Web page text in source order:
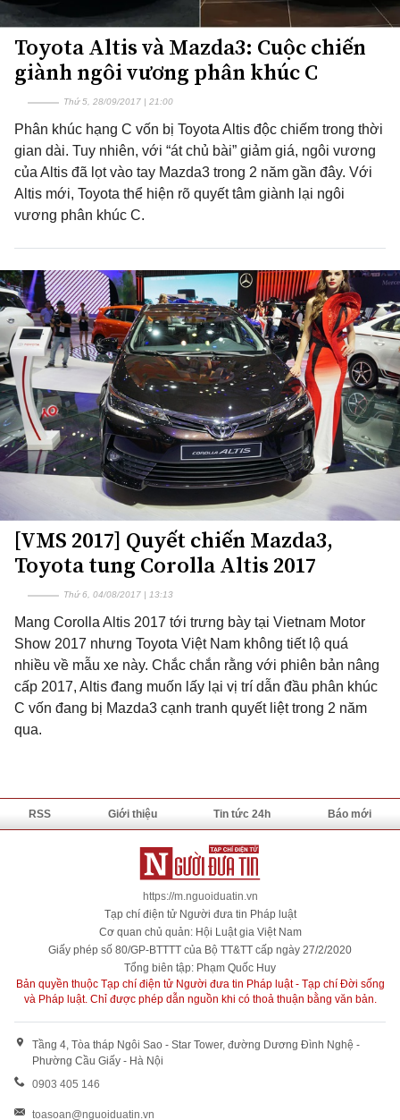
Toyota Altis và Mazda3: Cuộc chiến
giành ngôi vương phân khúc C
Thứ 5, 28/09/2017 | 21:00
Phân khúc hạng C vốn bị Toyota Altis độc chiếm trong thời
gian dài. Tuy nhiên, với “át chủ bài” giảm giá, ngôi vương
của Altis đã lọt vào tay Mazda3 trong 2 năm gần đây. Với
Altis mới, Toyota thể hiện rõ quyết tâm giành lại ngôi
vương phân khúc C.
[VMS 2017] Quyết chiến Mazda3,
Toyota tung Corolla Altis 2017
Thứ 6, 04/08/2017 | 13:13
Mang Corolla Altis 2017 tới trưng bày tại Vietnam Motor
Show 2017 nhưng Toyota Việt Nam không tiết lộ quá
nhiều về mẫu xe này. Chắc chắn rằng với phiên bản nâng
cấp 2017, Altis đang muốn lấy lại vị trí dẫn đầu phân khúc
C vốn đang bị Mazda3 cạnh tranh quyết liệt trong 2 năm
qua.
RSS Giới thiệu Tin tức 24h Báo mới
https://m.nguoiduatin.vn
Tạp chí điện tử Người đưa tin Pháp luật
Cơ quan chủ quản: Hội Luật gia Việt Nam
Giấy phép số 80/GP-BTTTT của Bộ TT&TT cấp ngày 27/2/2020
Tổng biên tập: Phạm Quốc Huy
Bản quyền thuộc Tạp chí điện tử Người đưa tin Pháp luật - Tạp chí Đời sống
và Pháp luật. Chỉ được phép dẫn nguồn khi có thoả thuận bằng văn bản.
Tầng 4, Tòa tháp Ngôi Sao - Star Tower, đường Dương Đình Nghệ -
Phường Cầu Giấy - Hà Nội
0903 405 146
toasoan@nguoiduatin.vn